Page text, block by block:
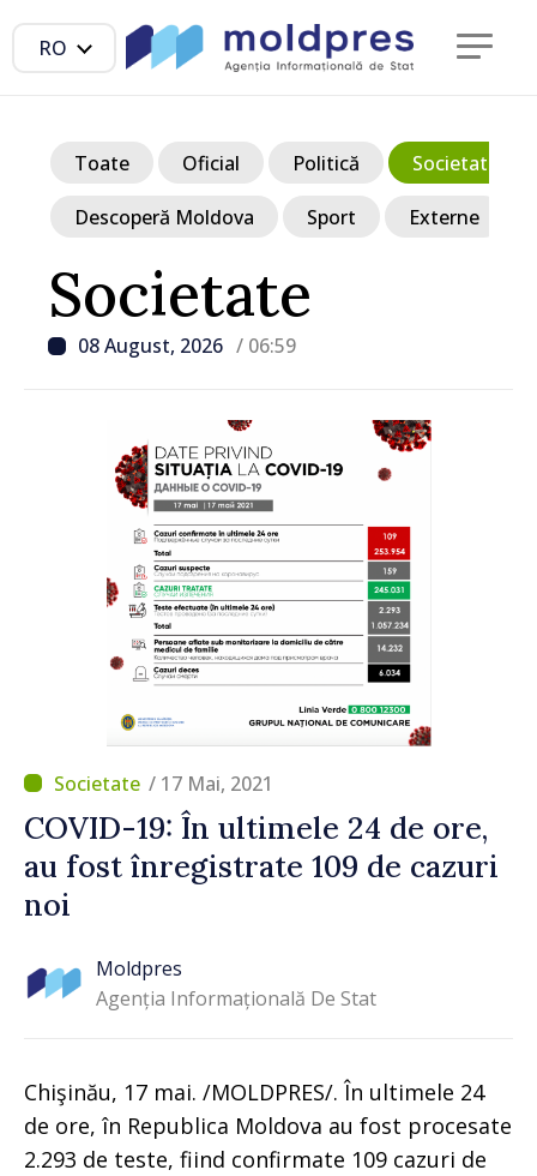
RO
Societate
08 August, 2026 / 06:59
Toate Oficial Politică Societate
Descoperă Moldova Sport Externe
/ 17 Mai, 2021
COVID-19: În ultimele 24 de ore,
au fost înregistrate 109 de cazuri
noi
Moldpres
Agenția Informațională De Stat
Chişinău, 17 mai. /MOLDPRES/. În ultimele 24
de ore, în Republica Moldova au fost procesate
2.293 de teste, fiind confirmate 109 cazuri de